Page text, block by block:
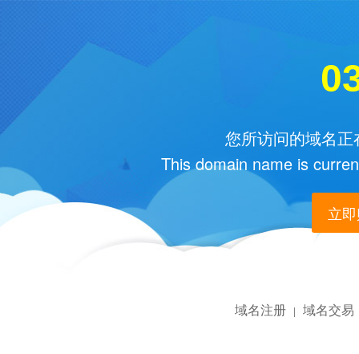
您所访问的域名
This domain name is
立
域名注册 | 域名交易